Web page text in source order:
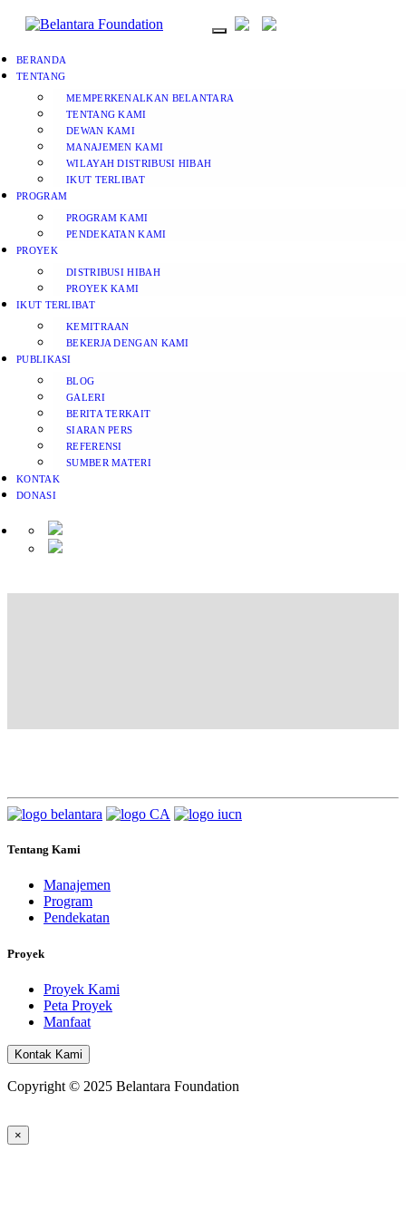
BERANDA
TENTANG
MEMPERKENALKAN BELANTARA
TENTANG KAMI
DEWAN KAMI
MANAJEMEN KAMI
WILAYAH DISTRIBUSI HIBAH
IKUT TERLIBAT
PROGRAM
PROGRAM KAMI
PENDEKATAN KAMI
PROYEK
DISTRIBUSI HIBAH
PROYEK KAMI
IKUT TERLIBAT
KEMITRAAN
BEKERJA DENGAN KAMI
PUBLIKASI
BLOG
GALERI
BERITA TERKAIT
SIARAN PERS
REFERENSI
SUMBER MATERI
KONTAK
DONASI
Tentang Kami
Manajemen
Program
Pendekatan
Proyek
Proyek Kami
Peta Proyek
Manfaat
Kontak Kami
Copyright © 2025 Belantara Foundation
×